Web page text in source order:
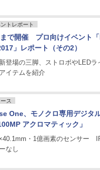
トレポート
で開催 プロ向けイベント
」レポート（その2）
登場の三脚、ストロボやLEDラ
イテムを紹介
ス
One、モノクロ専用デジタ
アクロマティック」
・1億画素のセンサー
なし